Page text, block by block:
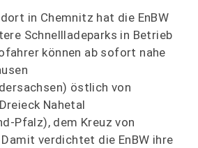
in Chemnitz hat die EnBW
Schnellladeparks in Betrieb
können ab sofort nahe
östlich von
Nahetal
Pfalz), dem Kreuz von
verdichtet die EnBW ihre